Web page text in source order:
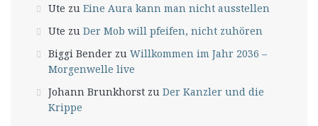
Ute zu Eine Aura kann man nicht ausstellen
Ute zu Der Mob will pfeifen, nicht zuhören
Biggi Bender zu Willkommen im Jahr 2036 –
Morgenwelle live
Johann Brunkhorst zu Der Kanzler und die
Krippe